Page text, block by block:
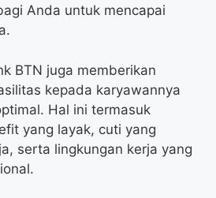
Anda untuk mencapai
BTN juga memberikan
kepada karyawannya
Hal ini termasuk
yang layak, cuti yang
serta lingkungan kerja yang